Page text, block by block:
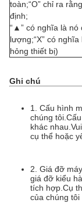
toàn;“Ο” chỉ ra
định;
“▲” có nghĩa là nó
lượng;“X” có
hỏng thiết bị)
Ghi chú
1. Cấu hình
chúng
khác
cụ thể hoặc
2. Giá đỡ
giá đỡ kiểu
tích hợp.Cụ
của chúng